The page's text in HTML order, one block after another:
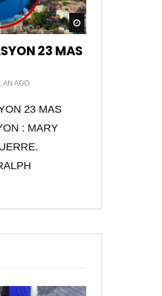
Watch Later
23 MAS
AN AGO
23 MAS
: MARY